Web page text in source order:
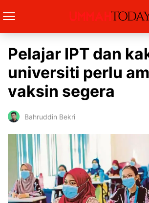
Pelajar IPT dan
universiti perlu
vaksin segera
Bahruddin Bekri